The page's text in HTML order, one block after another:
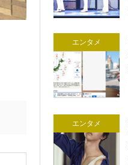
エンタメ
エンタメ